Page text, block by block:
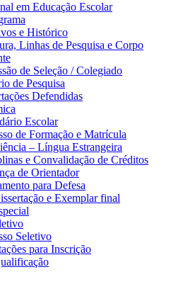
em Educação Escolar
e Histórico
Linhas de Pesquisa e Corpo
de Seleção / Colegiado
de Pesquisa
Defendidas
Escolar
de Formação e Matrícula
– Língua Estrangeira
e Convalidação de Créditos
de Orientador
para Defesa
e Exemplar final
Seletivo
para Inscrição